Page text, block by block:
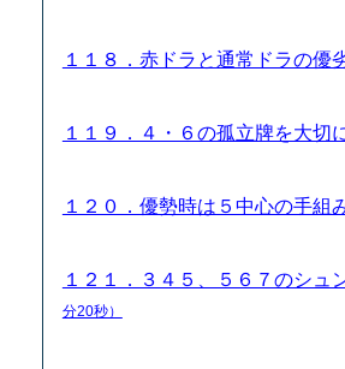
１１８．赤ドラと通常ドラの優
１１９．４・６の孤立牌を大切
１２０．優勢時は５中心の手組
１２１．３４５、５６７のシュ
分20秒）